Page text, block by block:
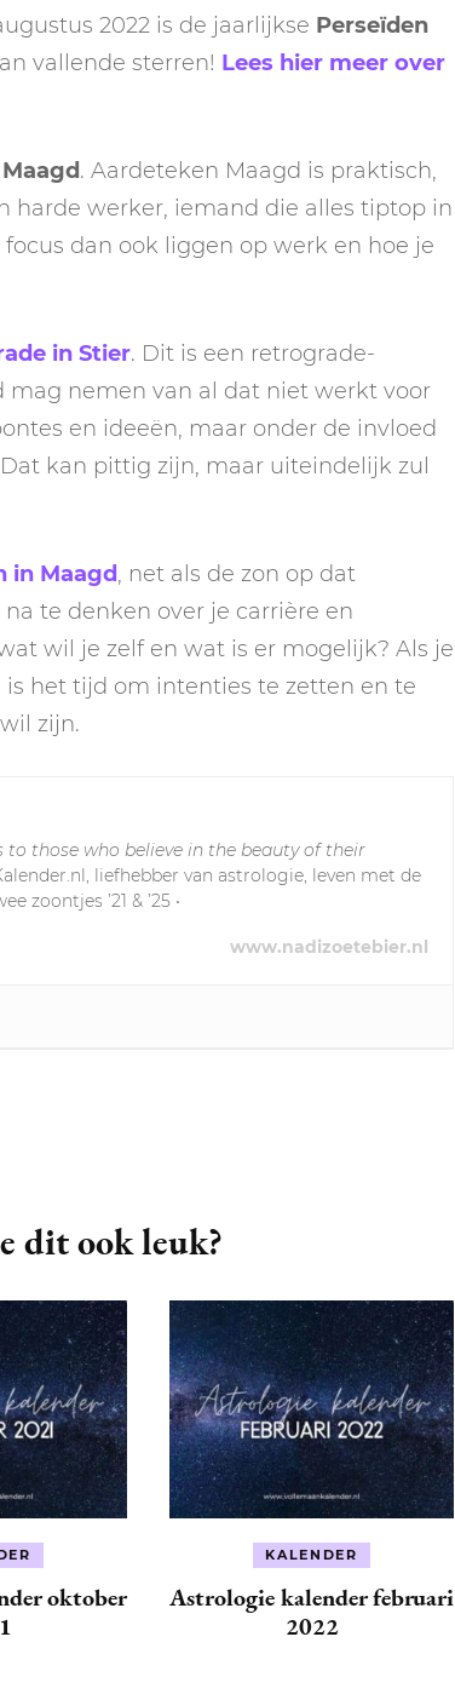
2022 is de jaarlijkse Perseïden
vallende sterren! Lees hier meer over
. Aardeteken Maagd is praktisch,
harde werker, iemand die alles tiptop in
dan ook liggen op werk en hoe je
in Stier. Dit is een retrograde-
mag nemen van al dat niet werkt voor
en ideeën, maar onder de invloed
kan pittig zijn, maar uiteindelijk zul
in Maagd, net als de zon op dat
te denken over je carrière en
wil je zelf en wat is er mogelijk? Als je
het tijd om intenties te zetten en te
zijn.
to those who believe in the beauty of their
liefhebber van astrologie, leven met de
zoontjes ’21 & ’25 •
www.nadizoetebier.nl
dit ook leuk?
oktober
KALENDER
Astrologie kalender februari
2022